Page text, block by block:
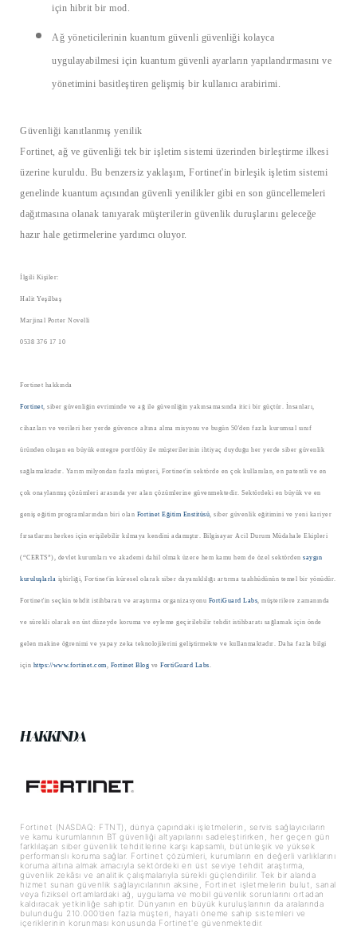
için hibrit bir mod.
Ağ yöneticilerinin kuantum güvenli güvenliği kolayca
uygulayabilmesi için kuantum güvenli ayarların yapılandırmasını ve
yönetimini basitleştiren gelişmiş bir kullanıcı arabirimi.
Güvenliği kanıtlanmış yenilik
Fortinet, ağ ve güvenliği tek bir işletim sistemi üzerinden birleştirme ilkesi
üzerine kuruldu. Bu benzersiz yaklaşım, Fortinet'in birleşik işletim sistemi
genelinde kuantum açısından güvenli yenilikler gibi en son güncellemeleri
dağıtmasına olanak tanıyarak müşterilerin güvenlik duruşlarını geleceğe
hazır hale getirmelerine yardımcı oluyor.
İlgili Kişiler:
Halit Yeşilbaş
Marjinal Porter Novelli
0538 376 17 10
Fortinet hakkında
Fortinet, siber güvenliğin evriminde ve ağ ile güvenliğin yakınsamasında itici bir güçtür. İnsanları,
cihazları ve verileri her yerde güvence altına alma misyonu ve bugün 50'den fazla kurumsal sınıf
üründen oluşan en büyük entegre portföüy ile müşterilerinin ihtiyaç duyduğu her yerde siber güvenlik
sağlamaktadır. Yarım milyondan fazla müşteri, Fortinet'in sektörde en çok kullanılan, en patentli ve en
çok onaylanmış çözümleri arasında yer alan çözümlerine güvenmektedir. Sektördeki en büyük ve en
geniş eğitim programlarından biri olan Fortinet Eğitim Enstitüsü, siber güvenlik eğitimini ve yeni kariyer
fırsatlarını herkes için erişilebilir kılmaya kendini adamıştır. Bilgisayar Acil Durum Müdahale Ekipleri
(“CERTS”), devlet kurumları ve akademi dahil olmak üzere hem kamu hem de özel sektörden saygın
kuruluşlarla işbirliği, Fortinet'in küresel olarak siber dayanıklılığı artırma taahhüdünün temel bir yönüdür.
Fortinet'in seçkin tehdit istihbaratı ve araştırma organizasyonu FortiGuard Labs, müşterilere zamanında
ve sürekli olarak en üst düzeyde koruma ve eyleme geçirilebilir tehdit istihbaratı sağlamak için önde
gelen makine öğrenimi ve yapay zeka teknolojilerini geliştirmekte ve kullanmaktadır. Daha fazla bilgi
için https://www.fortinet.com, Fortinet Blog ve FortiGuard Labs.
HAKKINDA
Fortinet (NASDAQ: FTNT), dünya çapındaki işletmelerin, servis sağlayıcıların
ve kamu kurumlarının BT güvenliği altyapılarını sadeleştirirken, her geçen gün
farklılaşan siber güvenlik tehditlerine karşı kapsamlı, bütünleşik ve yüksek
performanslı koruma sağlar. Fortinet çözümleri, kurumların en değerli varlıklarını
koruma altına almak amacıyla sektördeki en üst seviye tehdit araştırma,
güvenlik zekâsı ve analitik çalışmalarıyla sürekli güçlendirilir. Tek bir alanda
hizmet sunan güvenlik sağlayıcılarının aksine, Fortinet işletmelerin bulut, sanal
veya fiziksel ortamlardaki ağ, uygulama ve mobil güvenlik sorunlarını ortadan
kaldıracak yetkinliğe sahiptir. Dünyanın en büyük kuruluşlarının da aralarında
bulunduğu 210.000’den fazla müşteri, hayati öneme sahip sistemleri ve
içeriklerinin korunması konusunda Fortinet'e güvenmektedir.